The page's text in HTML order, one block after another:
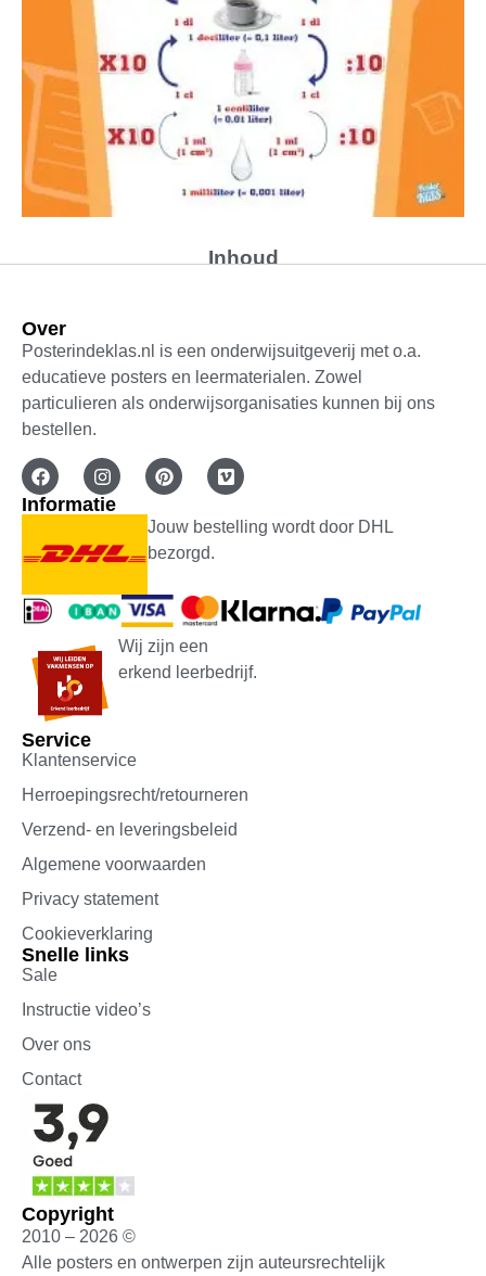
Inhoud
uit 5
Bewaar voor later
Over
Posterindeklas.nl is een onderwijsuitgeverij met o.a.
educatieve posters en leermaterialen. Zowel
particulieren als onderwijsorganisaties kunnen bij ons
bestellen.
Informatie
Jouw bestelling wordt door DHL
bezorgd.
Wij zijn een
erkend leerbedrijf.
Service
Klantenservice
Herroepingsrecht/retourneren
Verzend- en leveringsbeleid
Algemene voorwaarden
Privacy statement
Cookieverklaring
Snelle links
Sale
Instructie video’s
Over ons
Contact
Copyright
2010 – 2026 ©
Alle posters en ontwerpen zijn auteursrechtelijk